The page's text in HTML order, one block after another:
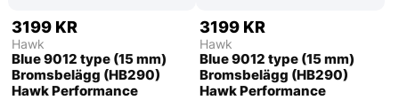
3199 KR
Hawk
Blue 9012 type (15 mm)
Bromsbelägg (HB290)
Hawk Performance
3199 KR
Hawk
Blue 9012 type (15 mm)
Bromsbelägg (HB290)
Hawk Performance